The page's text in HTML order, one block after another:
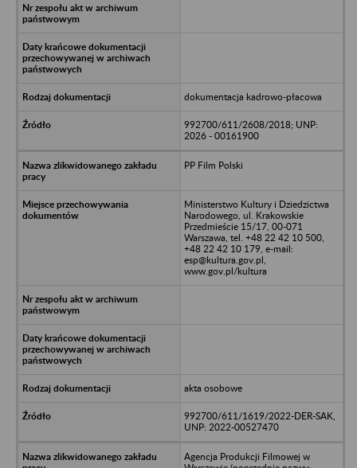
dokumentacja kadrowo-płacowa
992700/611/2608/2018; UNP:
2026 - 00161900
PP Film Polski
Ministerstwo Kultury i Dziedzictwa
Narodowego, ul. Krakowskie
Przedmieście 15/17, 00-071
Warszawa, tel. +48 22 42 10 500,
+48 22 42 10 179, e-mail:
esp@kultura.gov.pl,
www.gov.pl/kultura
akta osobowe
992700/611/1619/2022-DER-SAK,
UNP: 2022-00527470
Agencja Produkcji Filmowej w